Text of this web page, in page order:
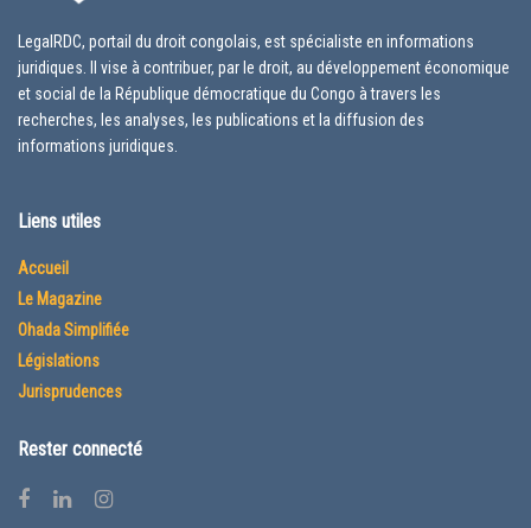
LegalRDC, portail du droit congolais, est spécialiste en informations
juridiques. Il vise à contribuer, par le droit, au développement économique
et social de la République démocratique du Congo à travers les
recherches, les analyses, les publications et la diffusion des
informations juridiques.
Liens utiles
Accueil
Le Magazine
Ohada Simplifiée
Législations
Jurisprudences
Rester connecté